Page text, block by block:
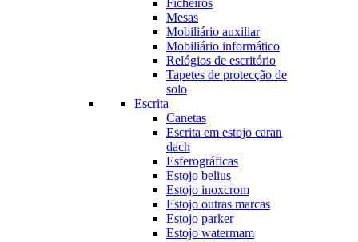
Ficheiros
Mesas
Mobiliário auxiliar
Mobiliário informático
Relógios de escritório
Tapetes de protecção de
solo
Escrita
Canetas
Escrita em estojo caran
dach
Esferográficas
Estojo belius
Estojo inoxcrom
Estojo outras marcas
Estojo parker
Estojo watermam